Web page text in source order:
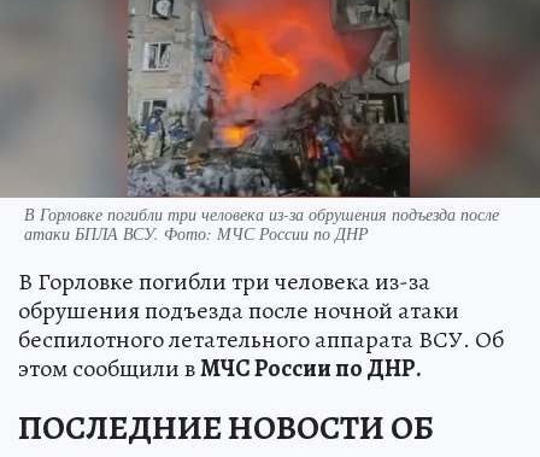
В Горловке погибли три человека из-за обрушения подъезда после
атаки БПЛА ВСУ. Фото: МЧС России по ДНР
В Горловке погибли три человека из-за
обрушения подъезда после ночной атаки
беспилотного летательного аппарата ВСУ. Об
этом сообщили вМЧС России по ДНР.
ПОСЛЕДНИЕ НОВОСТИ ОБ